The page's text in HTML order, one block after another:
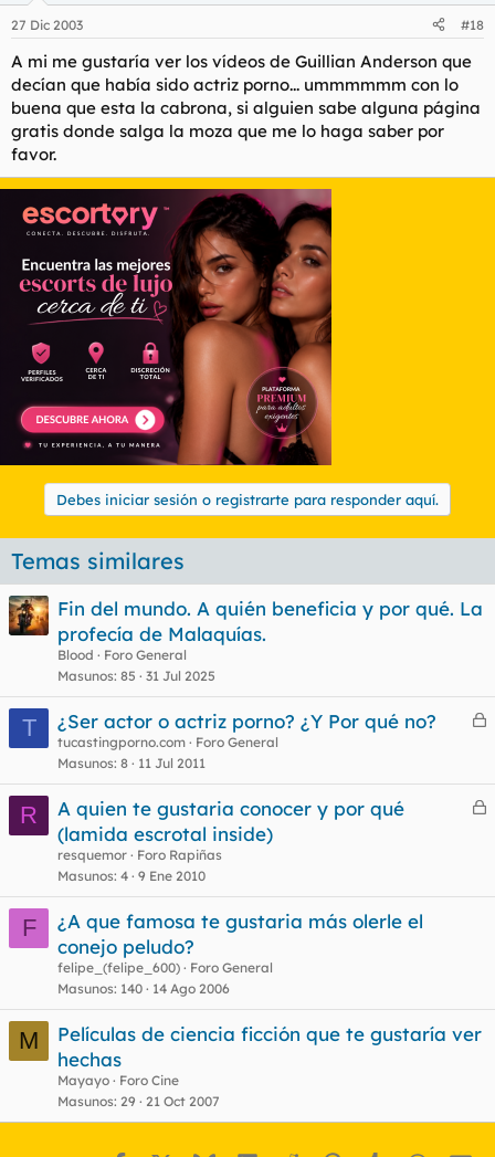
27 Dic 2003 #18
A mi me gustaría ver los vídeos de Guillian Anderson que
decían que había sido actriz porno... ummmmmm con lo
buena que esta la cabrona, si alguien sabe alguna página
gratis donde salga la moza que me lo haga saber por
favor.
Debes iniciar sesión o registrarte para responder aquí.
Temas similares
Fin del mundo. A quién beneficia y por qué. La
profecía de Malaquías.
Blood
Foro General
Masunos 85 31 Jul 2025
T
C
r
a
¿Ser actor o actriz porno? ¿Y Por qué no?
tucastingporno.com
Foro General
Masunos 8 11 Jul 2011
R
C
a
A quien te gustaria conocer y por qué
(lamida escrotal inside)
resquemor
Foro Rapiñas
Masunos 4 9 Ene 2010
F
¿A que famosa te gustaria más olerle el
conejo peludo?
felipe_(felipe_600)
Foro General
Masunos 140 14 Ago 2006
M
Películas de ciencia ficción que te gustaría ver
hechas
Mayayo
Foro Cine
Masunos 29 21 Oct 2007